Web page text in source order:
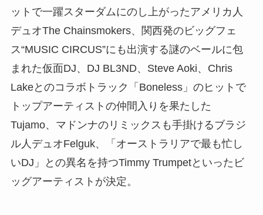
ットで一躍スターダムにのし上がったアメリカ人
デュオThe Chainsmokers、関西発のビッグフェ
ス“MUSIC CIRCUS”にも出演する謎のベールに包
まれた仮面DJ、DJ BL3ND、Steve Aoki、Chris
Lakeとのコラボトラック「Boneless」のヒットで
トップアーティストの仲間入りを果たした
Tujamo、マドンナのリミックスも手掛けるブラジ
ル人デュオFelguk、「オーストラリアで最も忙し
いDJ」との異名を持つTimmy Trumpetといったビ
ッグアーティストが決定。